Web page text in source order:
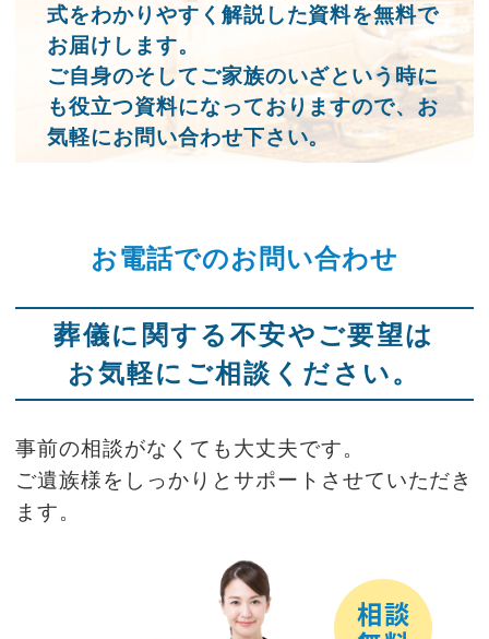
式をわかりやすく解説した資料を無料で
お届けします。
ご自身のそしてご家族のいざという時に
も役立つ資料になっておりますので、お
気軽にお問い合わせ下さい。
お電話でのお問い合わせ
葬儀に関する不安やご要望は
お気軽にご相談ください。
事前の相談がなくても大丈夫です。
ご遺族様をしっかりとサポートさせていただき
ます。